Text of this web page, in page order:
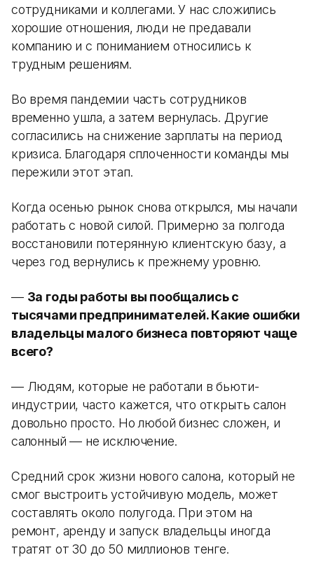
сотрудниками и коллегами. У нас сложились
хорошие отношения, люди не предавали
компанию и с пониманием относились к
трудным решениям.
Во время пандемии часть сотрудников
временно ушла, а затем вернулась. Другие
согласились на снижение зарплаты на период
кризиса. Благодаря сплоченности команды мы
пережили этот этап.
Когда осенью рынок снова открылся, мы начали
работать с новой силой. Примерно за полгода
восстановили потерянную клиентскую базу, а
через год вернулись к прежнему уровню.
— За годы работы вы пообщались с
тысячами предпринимателей. Какие ошибки
владельцы малого бизнеса повторяют чаще
всего?
— Людям, которые не работали в бьюти-
индустрии, часто кажется, что открыть салон
довольно просто. Но любой бизнес сложен, и
салонный — не исключение.
Средний срок жизни нового салона, который не
смог выстроить устойчивую модель, может
составлять около полугода. При этом на
ремонт, аренду и запуск владельцы иногда
тратят от 30 до 50 миллионов тенге.